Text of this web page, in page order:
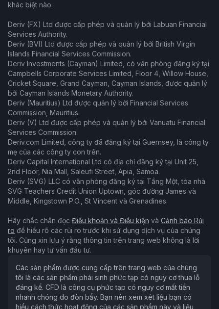
khác biệt nào.
Deriv (FX) Ltd được cấp phép và quản lý bởi Labuan Financial
Services Authority.
Deriv (BVI) Ltd được cấp phép và quản lý bởi British Virgin
Islands Financial Services Commission.
Deriv Investments (Cayman) Limited, có văn phòng đăng ký tại
Campbells Corporate Services Limited, Floor 4, Willow House,
Cricket Square, Grand Cayman, Cayman Islands, được quản lý
bởi Cayman Islands Monetary Authority.
Deriv (Mauritius) Ltd được quản lý bởi Financial Services
Commission, Mauritius.
Deriv (V) Ltd được cấp phép và quản lý bởi Vanuatu Financial
Services Commission.
Deriv.com Limited, công ty đã đăng ký tại Guernsey, là công ty
mẹ của các công ty con trên.
Deriv Capital International Ltd có địa chỉ đăng ký tại Unit 25,
2nd Floor, Nia Mall, Saleufi Street, Apia, Samoa.
Deriv (SVG) LLC có văn phòng đăng ký tại Tầng Một, tòa nhà
SVG Teachers Credit Union Uptown, góc đường James và
Middle, Kingstown P.O., St Vincent và Grenadines.
Hãy chắc chắn đọc Điều khoản và Điều kiện và Cảnh báo Rủi
ro để hiểu rõ các rủi ro trước khi sử dụng dịch vụ của chúng
tôi. Cũng xin lưu ý rằng thông tin trên trang web không là lời
khuyên hay tư vấn đầu tư.
Các sản phẩm được cung cấp trên trang web của chúng
tôi là các sản phẩm phái sinh phức tạp có nguy cơ thua lỗ
đáng kể. CFD là công cụ phức tạp có nguy cơ mất tiền
nhanh chóng do đòn bẩy. Bạn nên xem xét liệu bạn có
hiểu cách thức hoạt động của các sản phẩm này và liệu